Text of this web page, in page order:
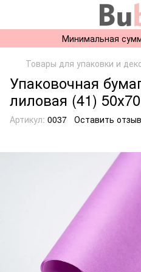
Минимальная
Товары для упаковки и
Упаковочная
лиловая (41)
Артикул: 0037 Оставить отзыв